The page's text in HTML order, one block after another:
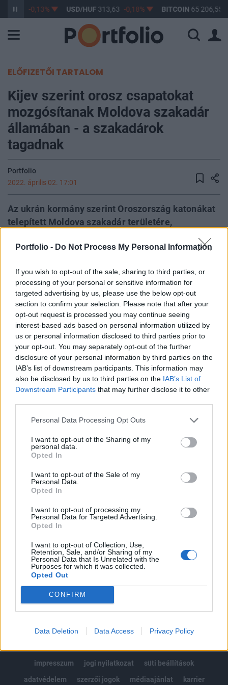
Portfolio - Do Not Process My Personal Information
If you wish to opt-out of the sale, sharing to third parties, or
processing of your personal or sensitive information for
targeted advertising by us, please use the below opt-out
section to confirm your selection. Please note that after your
opt-out request is processed you may continue seeing
interest-based ads based on personal information utilized by
us or personal information disclosed to third parties prior to
your opt-out. You may separately opt-out of the further
disclosure of your personal information by third parties on the
IAB’s list of downstream participants. This information may
also be disclosed by us to third parties on the IAB’s List of
Downstream Participants that may further disclose it to other
Personal Data Processing Opt Outs
I want to opt-out of the Sharing of my
personal data.
Opted In
I want to opt-out of the Sale of my
Personal Data.
Opted In
I want to opt-out of processing my
Personal Data for Targeted Advertising.
Opted In
I want to opt-out of Collection, Use,
Retention, Sale, and/or Sharing of my
Personal Data that Is Unrelated with the
Purposes for which it was collected.
Opted Out
CONFIRM
Data Deletion Data Access Privacy Policy
362,71 -0,13% USD/HUF313,63 -0,18% BITCOIN65 206,55
ELŐFIZETŐI TARTALOM
Kijev szerint orosz csapatokat
mozgósítanak Moldova szakadár
államában - a szakadárok
tagadnak
Portfolio
2022. április 02. 17:01
Az ukrán kormány szerint Oroszország katonákat
telepített Moldova szakadár területére,
ugyanakkor tagadják az orosz katonák érkezését.
megerősíteni a kijevi állítást.
Kijev szerint Oroszország egyre több katonát telepít az
oroszbarát, Moldovától még 1990-ben elszakadt
Transzisztriába. "Orosz egységek átcsoportosítását
figyeltük meg az úgynevezett Dnyeszter Menti Moldáv
Köztársaság területén, melynek célja, hogy felkészüljenek
az Ukrajna elleni offenzíva és az esetleg ellenségeskedés
demonstrációjára" - állítja az ukrán védelmi...
KEDVES OLVASÓNK!
A keresett cikk a portfolio.hu hírarchívumához
tartozik, melynek olvasása előfizetéses
regisztrációhoz kötött.
Portfolio.hu teljes cikkarchívum
Kötéslisták: BÉT elmúlt 2 év napon belüli
MÁR ELŐFIZETŐNK VAGY?BEJELENTKEZÉS
impresszum
jogi nyilatkozat
süti beállítások
adatvédelem
szerzői jogok médiaajánlat karrier